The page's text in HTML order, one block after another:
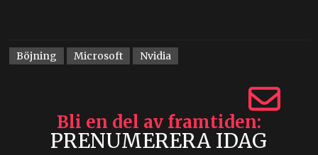
Böjning Microsoft Nvidia
Bli en del av framtiden
PRENUMERERA IDAG